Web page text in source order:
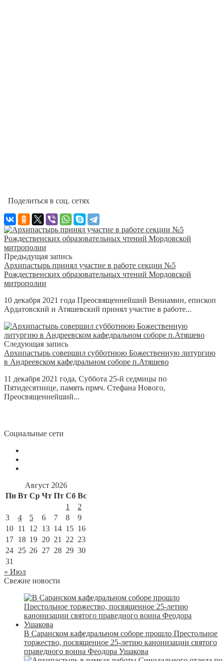
Поделиться в соц. сетях
Предыдущая запись
Архипастырь принял участие в работе секции №5
Рождественских образовательных чтений Мордовской
митрополии
10 декабря 2021 года Преосвященнейший Вениамин, епископ
Ардатовский и Атяшевский принял участие в работе...
Следующая запись
Архипастырь совершил субботнюю Божественную литургию
в Андреевском кафедральном соборе п.Атяшево
11 декабря 2021 года, Суббота 25-й седмицы по
Пятидесятнице, память прмч. Стефана Нового,
Преосвященнейший...
Социальные сети
Август 2026
Пн Вт Ср Чт Пт Сб Вс
1
2
3
4 5 6 7 8
9
10 11 12 13 14 15 16
17 18 19 20 21 22 23
24 25 26 27 28 29 30
31
« Июл
Свежие новости
В Саранском кафедральном соборе прошло Престольное
торжество, посвященное 25-летию канонизации святого
праведного воина Феодора Ушакова